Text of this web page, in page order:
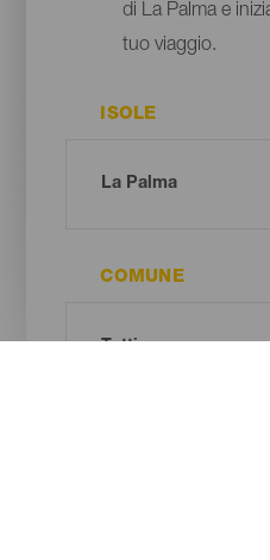
di La Palma e
tuo viaggio.
ISOLE
COMUNE